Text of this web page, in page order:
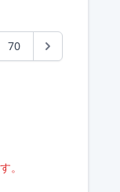
70
。